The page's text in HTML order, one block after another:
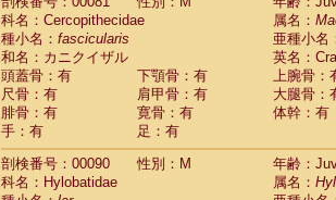
HylobatidaeNomascus concolor(0)
HylobatidaeSymphalangus
Hominidae
(0)
Hominidae
Hominidae Gorilla gorilla beringei(0)
Hominidae Gorilla gorilla gorilla(0)
Primates misc.(0)
Scandentia Dendrogale melanura
Scandentia Ptilocercus lowii
Scandentia
科名：Cercopithecidae
属名：
種小名： fascicularis
亜種小名
和名：カニクイザル
英名：
頭蓋骨：有
下顎骨：有
上腕骨：
尺骨：有
肩甲骨：有
大腿骨：
腓骨：有
寛骨：有
体幹：有
手：有
足：有
剖検番号：00090
性別：M
年齢：
科名：Hylobatidae
属名：